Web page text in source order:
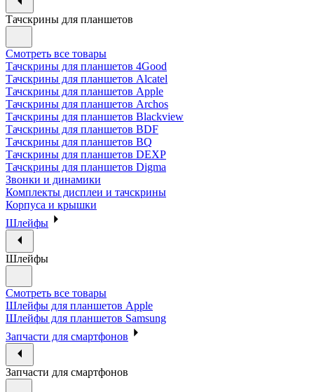
Тачскрины для планшетов
Смотреть все товары
Тачскрины для планшетов 4Good
Тачскрины для планшетов Alcatel
Тачскрины для планшетов Apple
Тачскрины для планшетов Archos
Тачскрины для планшетов Blackview
Тачскрины для планшетов BDF
Тачскрины для планшетов BQ
Тачскрины для планшетов DEXP
Тачскрины для планшетов Digma
Звонки и динамики
Комплекты дисплеи и тачскрины
Корпуса и крышки
Шлейфы
Шлейфы
Смотреть все товары
Шлейфы для планшетов Apple
Шлейфы для планшетов Samsung
Запчасти для смартфонов
Запчасти для смартфонов